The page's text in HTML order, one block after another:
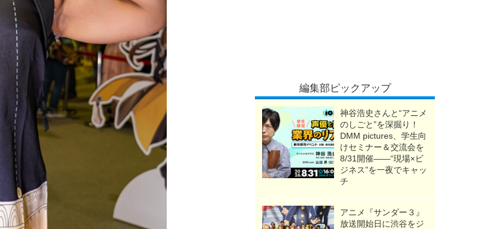
編集部ピックアップ
神谷浩史さんと“アニメ
のしごと”を深掘り！
DMM pictures、学生向
けセミナー＆交流会を
8/31開催――“現場×ビ
ジネス”を一夜でキャッ
チ
アニメ『サンダー３』
放送開始日に渋谷をジ